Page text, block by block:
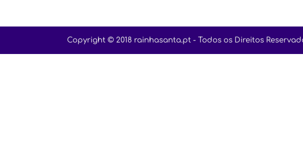
Copyright © 2018 rainhasanta.pt - Todos os Direitos